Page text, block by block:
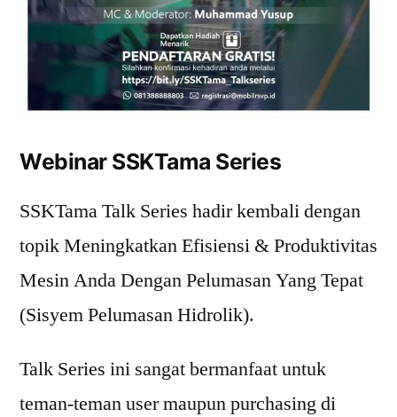
Webinar SSKTama Series
SSKTama Talk Series hadir kembali dengan
topik Meningkatkan Efisiensi & Produktivitas
Mesin Anda Dengan Pelumasan Yang Tepat
(Sisyem Pelumasan Hidrolik).
Talk Series ini sangat bermanfaat untuk
teman-teman user maupun purchasing di